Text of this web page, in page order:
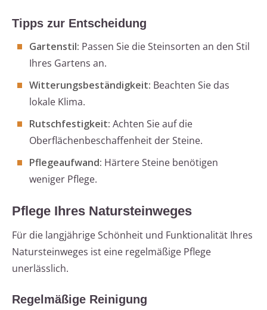
Tipps zur Entscheidung
Gartenstil: Passen Sie die Steinsorten an den Stil
Ihres Gartens an.
Witterungsbeständigkeit: Beachten Sie das
lokale Klima.
Rutschfestigkeit: Achten Sie auf die
Oberflächenbeschaffenheit der Steine.
Pflegeaufwand: Härtere Steine benötigen
weniger Pflege.
Pflege Ihres Natursteinweges
Für die langjährige Schönheit und Funktionalität Ihres
Natursteinweges ist eine regelmäßige Pflege
unerlässlich.
Regelmäßige Reinigung